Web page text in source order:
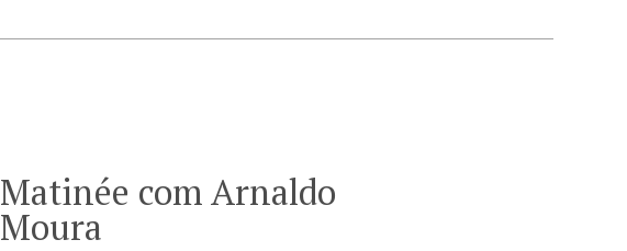
Matinée com Arnaldo
Moura